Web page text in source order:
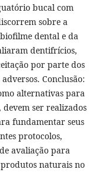
bucal com
sobre a
dental e da
dentifrícios,
por parte dos
Conclusão:
alternativas para
ser realizados
fundamentar seus
protocolos,
avaliação para
produtos naturais no